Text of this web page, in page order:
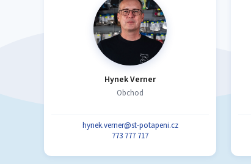
Hynek Verner
Obchod
hynek.verner@st-potapeni.cz
773 777 717